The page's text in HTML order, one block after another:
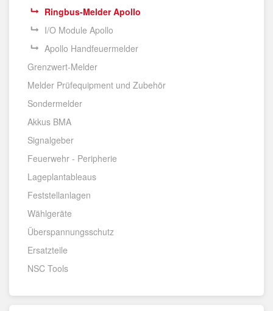
Ringbus-Melder Apollo
I/O Module Apollo
Apollo Handfeuermelder
Grenzwert-Melder
Melder Prüfequipment und Zubehör
Sondermelder
Akkus BMA
Signalgeber
Feuerwehr - Peripherie
Lageplantableaus
Feststellanlagen
Wählgeräte
Überspannungsschutz
Ersatzteile
NSC Tools